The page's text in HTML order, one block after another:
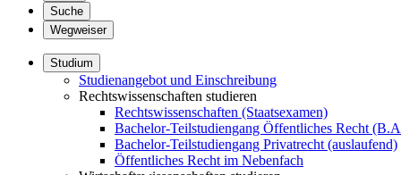
Suche
Wegweiser
Studium
Studienangebot und Einschreibung
Rechtswissenschaften studieren
Rechtswissenschaften (Staatsexamen)
Bachelor-Teilstudiengang Öffentliches Recht
Bachelor-Teilstudiengang Privatrecht (auslaufend)
Öffentliches Recht im Nebenfach